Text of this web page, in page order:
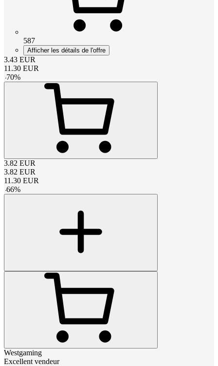
587
Afficher les détails de l'offre
3.43 EUR
11.30 EUR
-70%
3.82 EUR
3.82 EUR
11.30 EUR
-66%
Westgaming
Excellent vendeur